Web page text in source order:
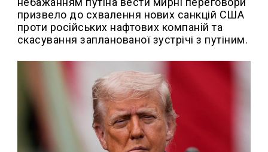
призвело до схвалення нових санкцій США
проти російських нафтових компаній та
скасування запланованої зустрічі з путіним.